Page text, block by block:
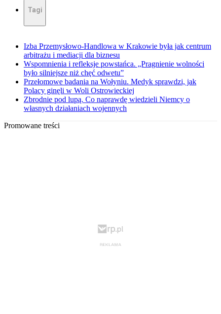
Tagi
Izba Przemysłowo-Handlowa w Krakowie była jak centrum
arbitrażu i mediacji dla biznesu
Wspomnienia i refleksje powstańca. „Pragnienie wolności
było silniejsze niż chęć odwetu”
Przełomowe badania na Wołyniu. Medyk sprawdzi, jak
Polacy ginęli w Woli Ostrowieckiej
Zbrodnie pod lupą. Co naprawdę wiedzieli Niemcy o
własnych działaniach wojennych
Promowane treści